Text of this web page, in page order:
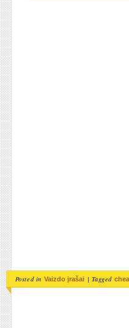
Posted in Vaizdo įrašai | Tagged